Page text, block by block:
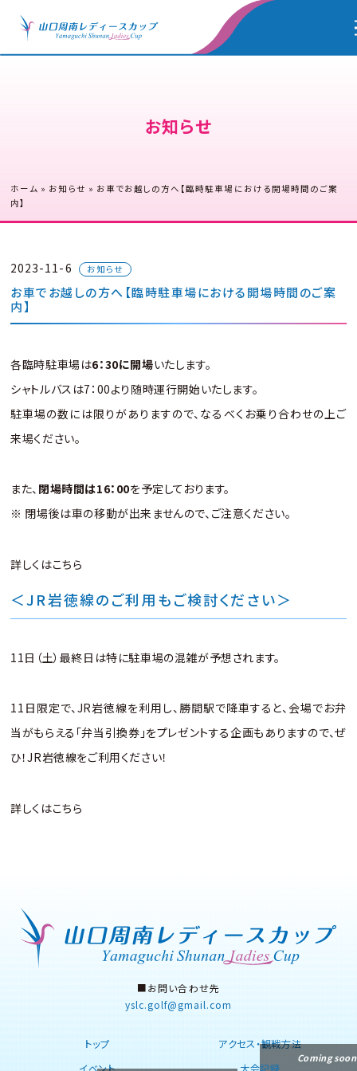
お知らせ
ホーム » お知らせ » お車でお越しの方へ【臨時駐車場における開場時間のご案
内】
2023-11-6 お知らせ
お車でお越しの方へ【臨時駐車場における開場時間のご案
内】
各臨時駐車場は6：30に開場いたします。
シャトルバスは7：00より随時運行開始いたします。
駐車場の数には限りがありますので、なるべくお乗り合わせの上ご
来場ください。
また、 閉場時間は16：00を予定しております。
※ 閉場後は車の移動が出来ませんので、ご注意ください。
詳しくはこちら
＜JR岩徳線のご利用もご検討ください＞
11日（土）最終日は特に駐車場の混雑が予想されます。
11日限定で、JR岩徳線を利用し、勝間駅で降車すると、会場でお弁
当がもらえる「弁当引換券」をプレゼントする企画もありますので、ぜ
ひ！JR岩徳線をご利用ください！
詳しくはこちら
■お問い合わせ先
yslc.golf
gmail.com
トップ
アクセス・観戦方法